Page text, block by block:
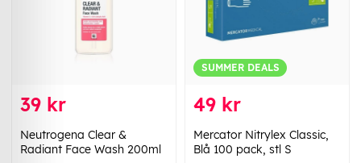
39 kr
Neutrogena Clear &
Radiant Face Wash 200ml
SUMMER DEALS
49 kr
Mercator Nitrylex Classic,
Blå 100 pack, stl S